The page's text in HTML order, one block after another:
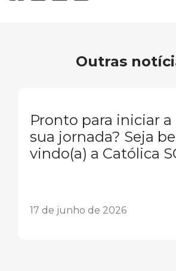
Outras
Pronto para iniciar a
sua jornada? Seja
vindo(a) a Católica
17 de junho de 2026